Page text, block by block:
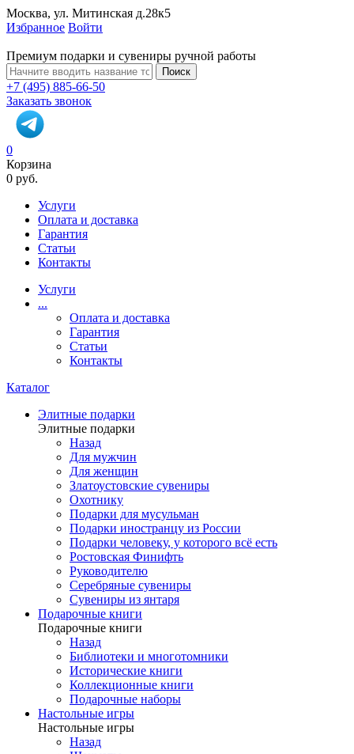
Москва, ул. Митинская д.28к5
Избранное Войти
Премиум подарки и сувениры ручной работы
Поиск
+7 (495) 885-66-50
Заказать звонок
0
Корзина
0 руб.
Услуги
Оплата и доставка
Гарантия
Статьи
Контакты
Услуги
...
Оплата и доставка
Гарантия
Статьи
Контакты
Каталог
Элитные подарки
Элитные подарки
Назад
Для мужчин
Для женщин
Златоустовские сувениры
Охотнику
Подарки для мусульман
Подарки иностранцу из России
Подарки человеку, у которого всё есть
Ростовская Финифть
Руководителю
Серебряные сувениры
Сувениры из янтаря
Подарочные книги
Подарочные книги
Назад
Библиотеки и многотомники
Исторические книги
Коллекционные книги
Подарочные наборы
Настольные игры
Настольные игры
Назад